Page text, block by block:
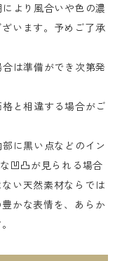
より風合いや色の濃
います。予めご了承
は準備ができ次第発
と相違する場合がご
に黒い点などのイン
凹凸が見られる場合
い天然素材ならでは
かな表情を、あらか